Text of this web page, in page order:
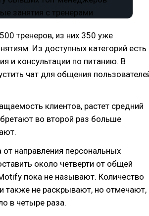
тренеров, из них 350 уже
Из доступных категорий есть
и консультации по питанию. В
чат для общения
клиентов, растет средний
во второй раз больше
направления персональных
около четверти от общей
пока не называют. Количество
также не раскрывают, но отмечают,
в четыре раза.